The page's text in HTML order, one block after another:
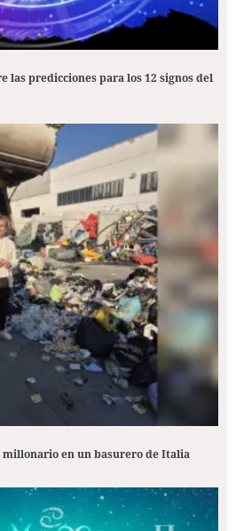
las predicciones para los 12 signos del
en un basurero de Italia